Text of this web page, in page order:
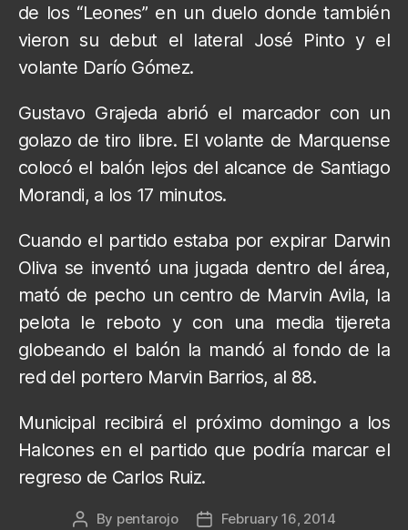
de los “Leones” en un duelo donde también
vieron su debut el lateral José Pinto y el
volante Darío Gómez.
Gustavo Grajeda abrió el marcador con un
golazo de tiro libre. El volante de Marquense
colocó el balón lejos del alcance de Santiago
Morandi, a los 17 minutos.
Cuando el partido estaba por expirar Darwin
Oliva se inventó una jugada dentro del área,
mató de pecho un centro de Marvin Avila, la
pelota le reboto y con una media tijereta
globeando el balón la mandó al fondo de la
red del portero Marvin Barrios, al 88.
Municipal recibirá el próximo domingo a los
Halcones en el partido que podría marcar el
regreso de Carlos Ruiz.
Post
By pentarojo
PostFebruary 16, 2014